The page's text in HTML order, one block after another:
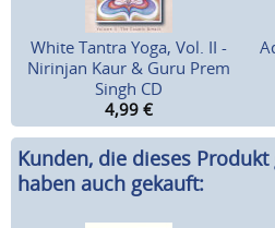
White Tantra Yoga, Vol. II -
Nirinjan Kaur & Guru Prem
Singh CD
4,99 €
Kunden, die dieses
haben auch gekauft: